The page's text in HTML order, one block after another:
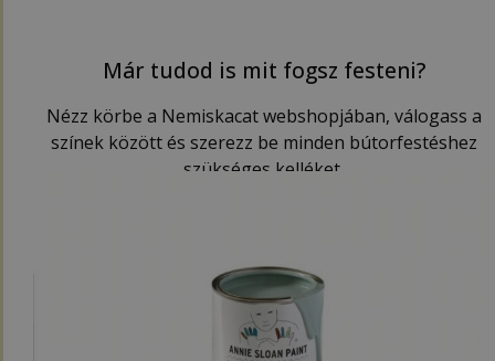
Már tudod is mit fogsz festeni?
Nézz körbe a Nemiskacat webshopjában, válogass a
színek között és szerezz be minden bútorfestéshez
szükséges kelléket.